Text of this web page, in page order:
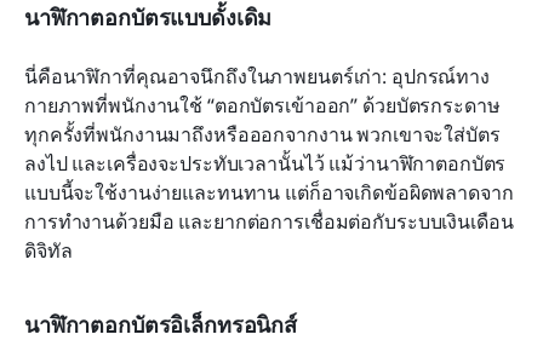
นาฬิกาตอกบัตรแบบดั้งเดิม
นี่คือนาฬิกาที่คุณอาจนึกถึงในภาพยนตร์เก่า: อุปกรณ์ทาง
กายภาพที่พนักงานใช้ “ตอกบัตรเข้าออก” ด้วยบัตรกระดาษ
ทุกครั้งที่พนักงานมาถึงหรือออกจากงาน พวกเขาจะใส่บัตร
ลงไป และเครื่องจะประทับเวลานั้นไว้ แม้ว่านาฬิกาตอกบัตร
แบบนี้จะใช้งานง่ายและทนทาน แต่ก็อาจเกิดข้อผิดพลาดจาก
การทำงานด้วยมือ และยากต่อการเชื่อมต่อกับระบบเงินเดือน
ดิจิทัล
นาฬิกาตอกบัตรอิเล็กทรอนิกส์